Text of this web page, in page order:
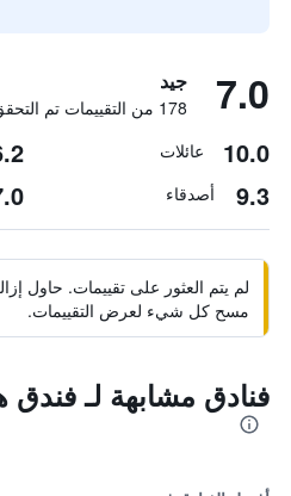
7.0 جيد
178 من التقييمات تم التحقق منها
10.0 عائلات
9.3 أصدقاء
لم يتم العثور على تقييمات. حاول
مسح كل شيء لعرض التقييمات.
فنادق مشابهة لـ